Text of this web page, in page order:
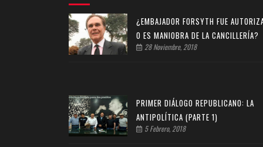
¿EMBAJADOR FORSYTH FUE
O ES MANIOBRA DE LA CANCILLERÍA?
28 Noviembre, 2018
PRIMER DIÁLOGO REPUBLICANO: LA
ANTIPOLÍTICA (PARTE 1)
5 Febrero, 2018